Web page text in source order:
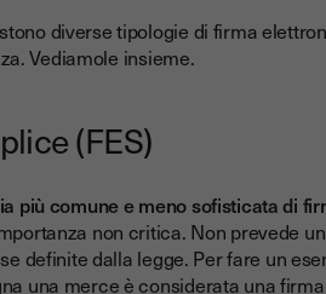
diverse tipologie di firma
Vediamole insieme.
(FES)
più comune e meno sofisticata di
non critica. Non prevede
definite dalla legge. Per fare un
una merce è considerata una